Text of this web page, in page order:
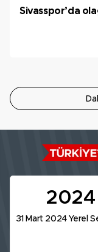
Sivasspor’da
2024
31 Mart 2024 Yerel